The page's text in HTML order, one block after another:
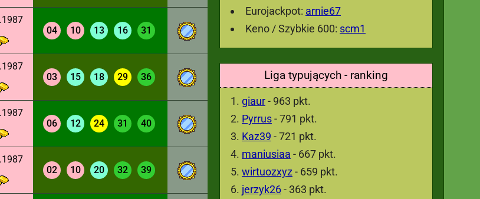
Eurojackpot: arnie67
Keno / Szybkie 600: scm1
Liga typujących - ranking
giaur- 963 pkt.
Pyrrus- 791 pkt.
Kaz39 - 721 pkt.
maniusiaa - 667 pkt.
wirtuozxyz - 659 pkt.
jerzyk26- 363 pkt.
04
10 13 16 31
03
15 18 29 36
06
12 24 31 40
02
10 20 32 39